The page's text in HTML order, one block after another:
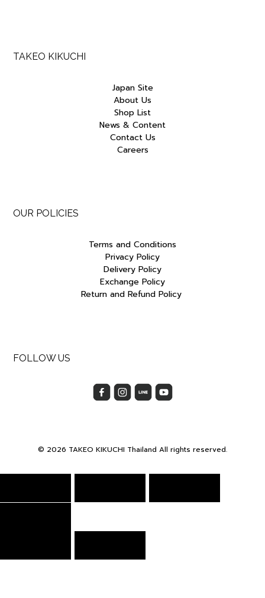
TAKEO KIKUCHI
Japan Site
About Us
Shop List
News & Content
Contact Us
Careers
OUR POLICIES
Terms and Conditions
Privacy Policy
Delivery Policy
Exchange Policy
Return and Refund Policy
FOLLOW US
© 2026 TAKEO KIKUCHI Thailand All rights reserved.